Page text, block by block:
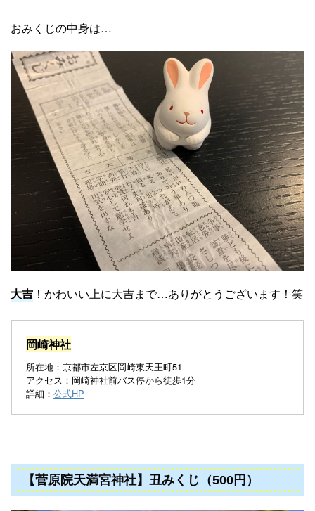
おみくじの中身は…
大吉 ！かわいい上に大吉まで…ありがとうございます！笑
岡崎神社
所在地：京都市左京区岡崎東天王町51
アクセス：岡崎神社前バス停から徒歩1分
詳細： 公式HP
【菅原院天満宮神社】丑みくじ（500円）